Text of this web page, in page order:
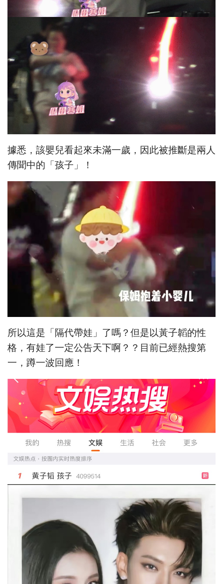
據悉，該嬰兒看起來未滿一歲，因此被推斷是兩人
傳聞中的「孩子」！
所以這是「隔代帶娃」了嗎？但是以黃子韜的性
格，有娃了一定公告天下啊？？目前已經熱搜第
一，蹲一波回應！